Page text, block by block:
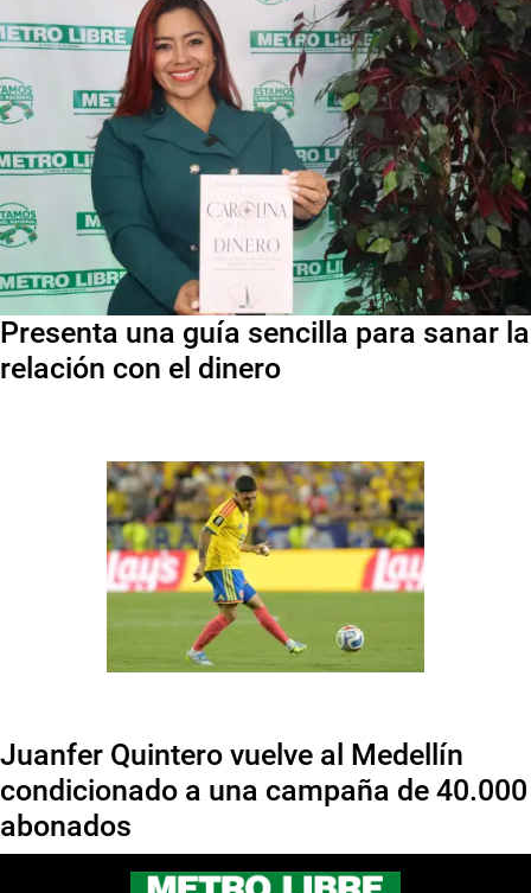
Presenta una guía sencilla para sanar la
relación con el dinero
Juanfer Quintero vuelve al Medellín
condicionado a una campaña de 40.000
abonados